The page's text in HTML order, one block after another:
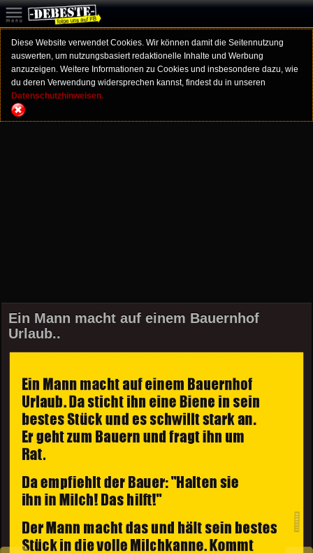
Diese Website verwendet Cookies. Wir können damit die Seitennutzung
auswerten, um nutzungsbasiert redaktionelle Inhalte und Werbung
anzuzeigen. Weitere Informationen zu Cookies und insbesondere dazu, wie
du deren Verwendung widersprechen kannst, findest du in unseren
Datenschutzhinweisen.
Ein Mann macht auf einem Bauernhof
Urlaub..